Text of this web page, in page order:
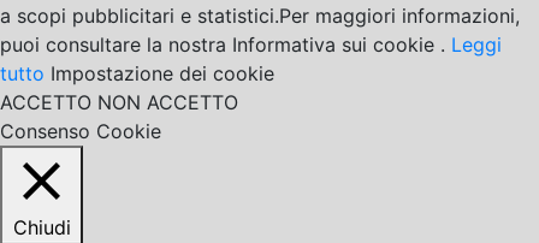
a scopi pubblicitari e statistici.Per maggiori informazioni,
puoi consultare la nostra Informativa sui cookie . Leggi
tutto Impostazione dei cookie
ACCETTO NON ACCETTO
Consenso Cookie
Chiudi